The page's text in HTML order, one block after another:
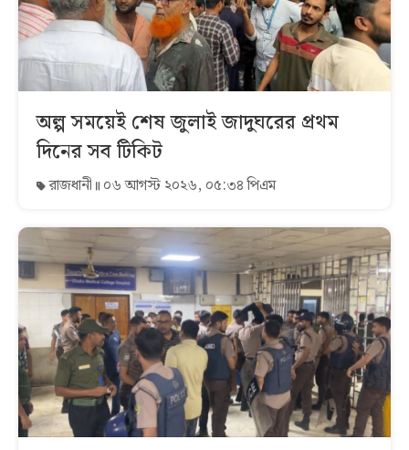
অল্প সময়েই শেষ জুলাই জাদুঘরের প্রথম
দিনের সব টিকিট
রাজধানী ০৬ আগস্ট ২০২৬, ০৫:৩৪ পিএম